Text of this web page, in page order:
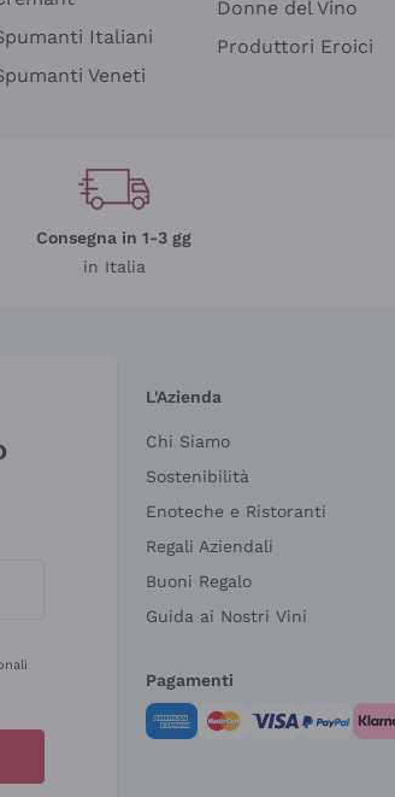
Italiani
Veneti
Donne del Vino
Produttori Eroici
Consegna in 1-3 gg
in Italia
L'Azienda
Chi Siamo
Sostenibilità
Enoteche e Ristoranti
Regali Aziendali
Buoni Regalo
Guida ai Nostri Vini
Pagamenti